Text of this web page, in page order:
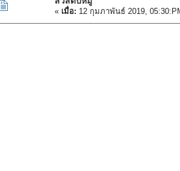
« เมื่อ: 12 กุมภาพันธ์ 2019,